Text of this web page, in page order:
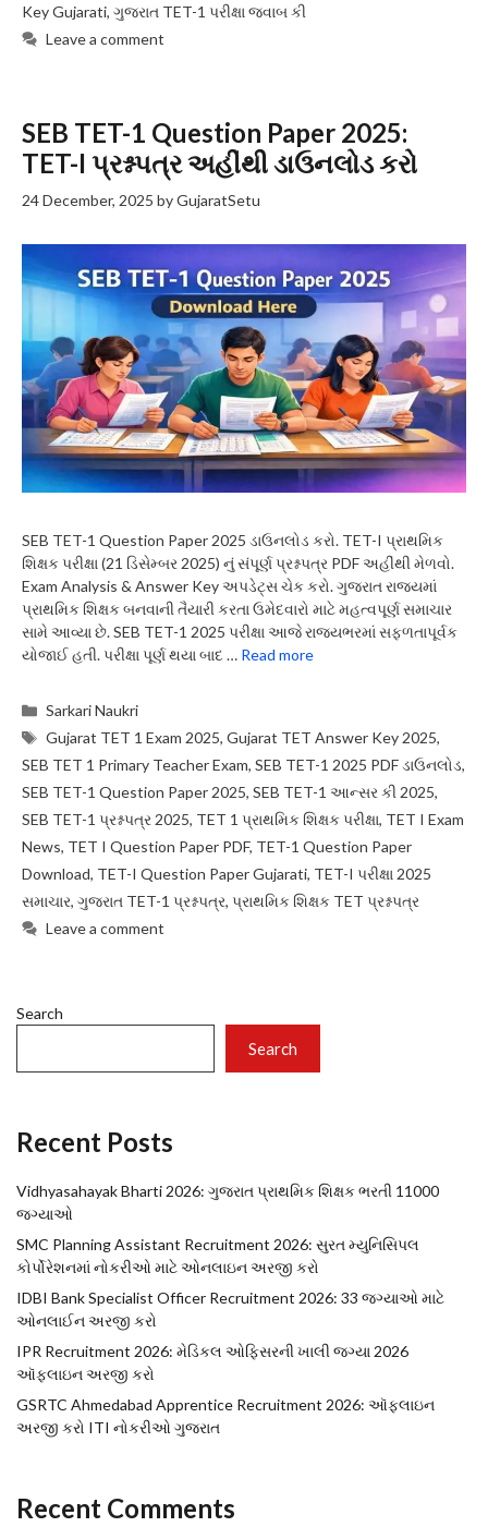
Key Gujarati, ગુજરાત TET-1 પરીક્ષા જવાબ કી
Leave a comment
SEB TET-1 Question Paper 2025:
TET-I પ્રશ્નપત્ર અહીંથી ડાઉનલોડ કરો
24 December, 2025 byGujaratSetu
SEB TET-1 Question Paper 2025 ડાઉનલોડ કરો. TET-I પ્રાથમિક
શિક્ષક પરીક્ષા (21 ડિસેમ્બર 2025) નું સંપૂર્ણ પ્રશ્નપત્ર PDF અહીંથી મેળવો.
Exam Analysis & Answer Key અપડેટ્સ ચેક કરો. ગુજરાત રાજ્યમાં
પ્રાથમિક શિક્ષક બનવાની તૈયારી કરતા ઉમેદવારો માટે મહત્વપૂર્ણ સમાચાર
સામે આવ્યા છે. SEB TET-1 2025 પરીક્ષા આજે રાજ્યભરમાં સફળતાપૂર્વક
યોજાઈ હતી. પરીક્ષા પૂર્ણ થયા બાદ … Read more
Categories
Sarkari Naukri
Tags
Gujarat TET 1 Exam 2025,Gujarat TET Answer Key 2025,
SEB TET 1 Primary Teacher Exam, SEB TET-1 2025 PDF ડાઉનલોડ,
SEB TET-1 Question Paper 2025, SEB TET-1 આન્સર કી 2025,
SEB TET-1 પ્રશ્નપત્ર 2025, TET 1 પ્રાથમિક શિક્ષક પરીક્ષા, TET I Exam
News, TET I Question Paper PDF, TET-1 Question Paper
Download, TET-I Question Paper Gujarati, TET-I પરીક્ષા 2025
સમાચાર, ગુજરાત TET-1 પ્રશ્નપત્ર, પ્રાથમિક શિક્ષક TET પ્રશ્નપત્ર
Leave a comment
Search
Search
Recent Posts
Vidhyasahayak Bharti 2026: ગુજરાત પ્રાથમિક શિક્ષક ભરતી 11000
જગ્યાઓ
SMC Planning Assistant Recruitment 2026: સુરત મ્યુનિસિપલ
કોર્પોરેશનમાં નોકરીઓ માટે ઓનલાઇન અરજી કરો
IDBI Bank Specialist Officer Recruitment 2026: 33 જગ્યાઓ માટે
ઓનલાઈન અરજી કરો
IPR Recruitment 2026: મેડિકલ ઓફિસરની ખાલી જગ્યા 2026
ઑફલાઇન અરજી કરો
GSRTC Ahmedabad Apprentice Recruitment 2026: ઑફલાઇન
અરજી કરો ITI નોકરીઓ ગુજરાત
Recent Comments